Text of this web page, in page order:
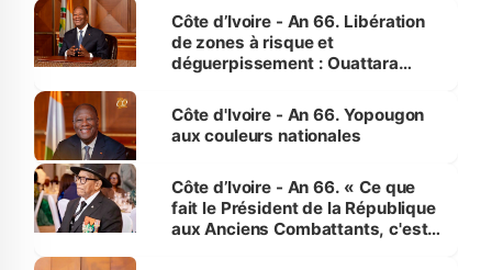
milieu des sinistrés
Côte d’Ivoire - An 66. Libération
de zones à risque et
déguerpissement : Ouattara
l'Etat de droit pour préserver les
vies humaines »
Côte d'Ivoire - An 66. Yopougon
aux couleurs nationales
Côte d’Ivoire - An 66. « Ce que
fait le Président de la République
aux Anciens Combattants, c'est